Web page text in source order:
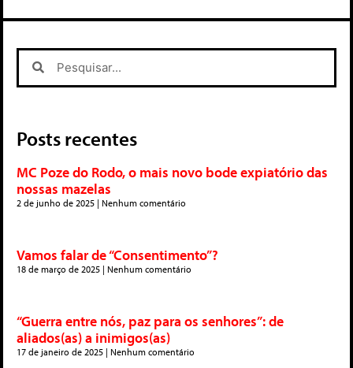
Posts recentes
MC Poze do Rodo, o mais novo bode expiatório das
nossas mazelas
2 de junho de 2025 Nenhum comentário
Vamos falar de “Consentimento”?
18 de março de 2025 Nenhum comentário
“Guerra entre nós, paz para os senhores”: de
aliados(as) a inimigos(as)
17 de janeiro de 2025 Nenhum comentário